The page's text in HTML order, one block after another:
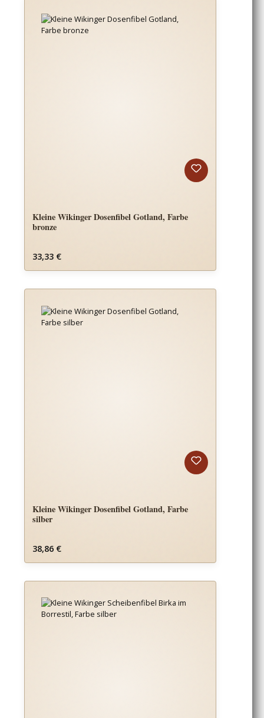
Kleine Wikinger Dosenfibel Gotland, Farbe
bronze
Regulärer Preis:
33,33 €
Kleine Wikinger Dosenfibel Gotland, Farbe
silber
Regulärer Preis:
38,86 €